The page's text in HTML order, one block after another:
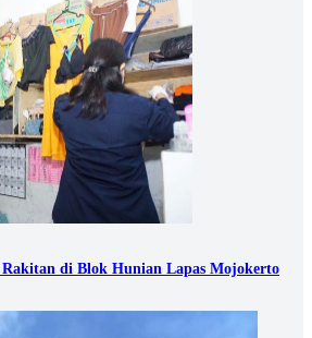
Rakitan di Blok Hunian Lapas Mojokerto